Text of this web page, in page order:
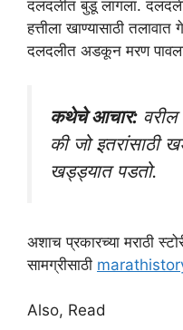
दलदलीत बुडू लागला.
हत्तीला खाण्यासाठी तलावात
दलदलीत अडकून मरण
कथेचे आचार:
की जो इतरांसाठी
खड्ड्यात पडतो.
अशाच प्रकारच्या मराठी
सामग्रीसाठी
Also, Read